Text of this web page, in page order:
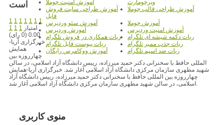
ویرچومارت
آموزش امنیت جوملا
آموزش طراحی قالب جوملا
آموزش طراحی سایت فروش
فایل
آموزش جوملا
آموزش سئو وردپرس
آموزش امنیت وردپرس
آموزش وردپرس
ربات دکمه شیشه ای تلگرام
ربات همکاری در فروش تلگرام
ربات جذب ممبر تلگرام
ربات پیوست فایل تلگرام
ربات ضد اسپم تلگرام
آموزش ووکامرس رایگان
است
1 1 1 1 1 1 1
1 1 1 امتیاز
0.00 (0 رای)
خبرگزاری آریا-
همایش
چهارروزه بین
المللی حافظ با سخنرانی دکتر حمید میرزاده، رییس دانشگاه آزاد اسلامی، در سالن
شهید مطهری سازمان مرکزی دانشگاه آزاد اسلامی آغاز شد. خبرگزاری آریا-همایش
چهارروزه بین المللی حافظ با سخنرانی دکتر حمید میرزاده، رییس دانشگاه آزاد
اسلامی، در سالن شهید مطهری سازمان مرکزی دانشگاه آزاد اسلامی آغاز شد.
منوی کاربری